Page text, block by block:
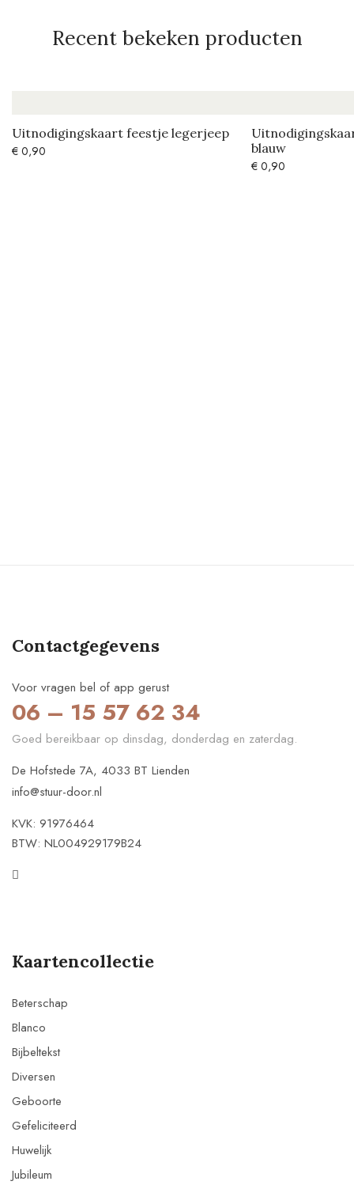
Recent bekeken producten
Uitnodigingskaart feestje legerjeep
€ 0,90
blauw
€ 0,90
Contactgegevens
Voor vragen bel of app gerust
06 – 15 57 62 34
Goed bereikbaar op dinsdag, donderdag en zaterdag.
De Hofstede 7A, 4033 BT Lienden
info@stuur-door.nl
KVK: 91976464
BTW: NL004929179B24
Kaartencollectie
Beterschap
Blanco
Bijbeltekst
Diversen
Geboorte
Gefeliciteerd
Huwelijk
Jubileum